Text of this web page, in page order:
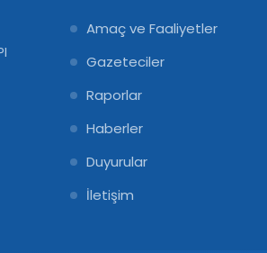
Amaç ve Faaliyetler
Gazeteciler
Raporlar
Haberler
Duyurular
İletişim